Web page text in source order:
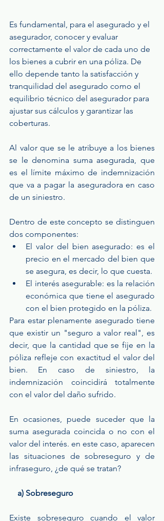
Es fundamental, para el asegurado y el
asegurador, conocer y evaluar
correctamente el valor de cada uno de
los bienes a cubrir en una póliza. De
ello depende tanto la satisfacción y
tranquilidad del asegurado como el
equilibrio técnico del asegurador para
ajustar sus cálculos y garantizar las
coberturas.
Al valor que se le atribuye a los bienes
se le denomina suma asegurada, que
es el límite máximo de indemnización
que va a pagar la aseguradora en caso
de un siniestro.
Dentro de este concepto se distinguen
dos componentes:
El valor del bien asegurado: es el
precio en el mercado del bien que
se asegura, es decir, lo que cuesta.
El interés asegurable: es la relación
económica que tiene el asegurado
con el bien protegido en la póliza.
Para estar plenamente asegurado tiene
que existir un "seguro a valor real", es
decir, que la cantidad que se fije en la
póliza refleje con exactitud el valor del
bien. En caso de siniestro, la
indemnización coincidirá totalmente
con el valor del daño sufrido.
En ocasiones, puede suceder que la
suma asegurada coincida o no con el
valor del interés. en este caso, aparecen
las situaciones de sobreseguro y de
infraseguro, ¿de qué se tratan?
    a) Sobreseguro
Existe sobreseguro cuando el valor